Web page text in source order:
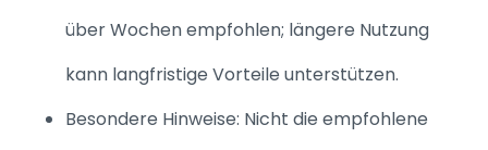
über Wochen empfohlen; längere Nutzung
kann langfristige Vorteile unterstützen.
Besondere Hinweise: Nicht die empfohlene